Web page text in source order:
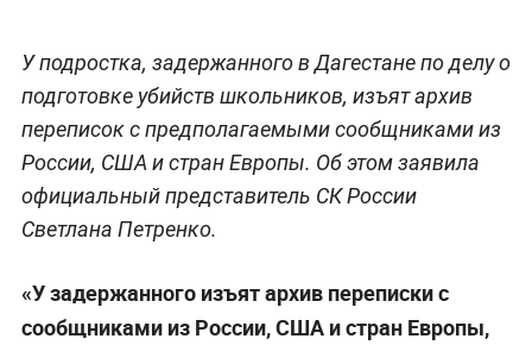
У подростка, задержанного в Дагестане по делу о
подготовке убийств школьников, изъят архив
переписок с предполагаемыми сообщниками из
России, США и стран Европы. Об этом заявила
официальный представитель СК России
Светлана Петренко.
«У задержанного изъят архив переписки с
сообщниками из России, США и стран Европы,